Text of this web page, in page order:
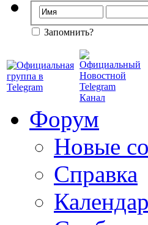
Запомнить?
Форум
Новые
Справка